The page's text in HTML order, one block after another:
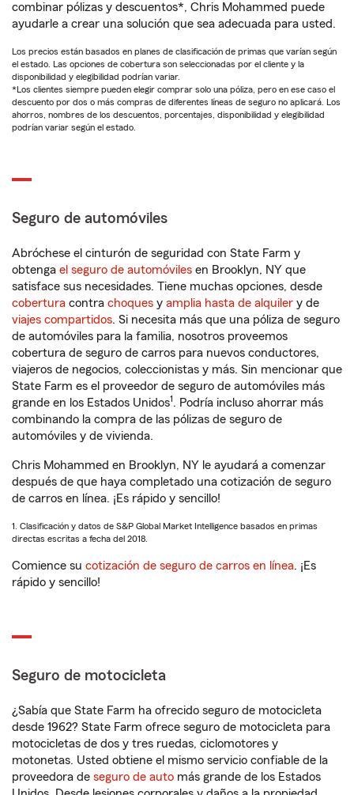
combinar pólizas y descuentos*, Chris Mohammed puede
ayudarle a crear una solución que sea adecuada para usted.
Los precios están basados en planes de clasificación de primas que varían según
el estado. Las opciones de cobertura son seleccionadas por el cliente y la
disponibilidad y elegibilidad podrían variar.
*Los clientes siempre pueden elegir comprar solo una póliza, pero en ese caso el
descuento por dos o más compras de diferentes líneas de seguro no aplicará. Los
ahorros, nombres de los descuentos, porcentajes, disponibilidad y elegibilidad
podrían variar según el estado.
Seguro de automóviles
Abróchese el cinturón de seguridad con State Farm y
obtenga el seguro de automóviles en Brooklyn, NY que
satisface sus necesidades. Tiene muchas opciones, desde
cobertura contra choques y amplia hasta de alquiler y de
viajes compartidos. Si necesita más que una póliza de seguro
de automóviles para la familia, nosotros proveemos
cobertura de seguro de carros para nuevos conductores,
viajeros de negocios, coleccionistas y más. Sin mencionar que
State Farm es el proveedor de seguro de automóviles más
grande en los Estados Unidos1. Podría incluso ahorrar más
combinando la compra de las pólizas de seguro de
automóviles y de vivienda.
Chris Mohammed en Brooklyn, NY le ayudará a comenzar
después de que haya completado una cotización de seguro
de carros en línea. ¡Es rápido y sencillo!
1. Clasificación y datos de S&P Global Market Intelligence basados en primas
directas escritas a fecha del 2018.
Comience su cotización de seguro de carros en línea. ¡Es
rápido y sencillo!
Seguro de motocicleta
¿Sabía que State Farm ha ofrecido seguro de motocicleta
desde 1962? State Farm ofrece seguro de motocicleta para
motocicletas de dos y tres ruedas, ciclomotores y
motonetas. Usted obtiene el mismo servicio confiable de la
proveedora de seguro de auto más grande de los Estados